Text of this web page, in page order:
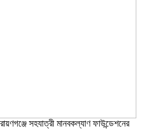
সহযাত্রী মানবকল্যাণ ফাউন্ডেশনের